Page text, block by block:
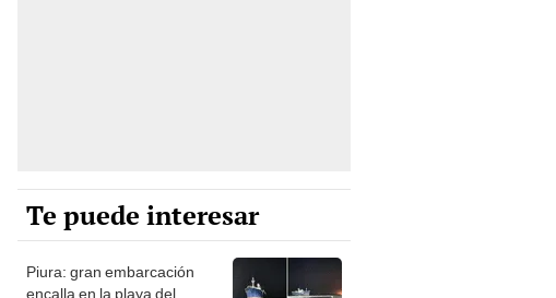
Te puede interesar
Piura: gran embarcación
encalla en la playa del